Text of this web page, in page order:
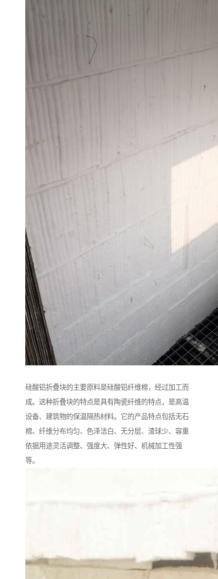
硅酸铝折叠块的主要原料是硅酸铝纤维棉，经过加工而
成。这种折叠块的特点是具有陶瓷纤维的特点，是高温
设备、建筑物的保温隔热材料。它的产品特点包括无石
棉、纤维分布均匀、色泽洁白、无分层、渣球少、容重
依据用途灵活调整、强度大、弹性好、机械加工性强
等。